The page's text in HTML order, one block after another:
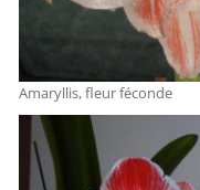
Amaryllis, fleur féconde